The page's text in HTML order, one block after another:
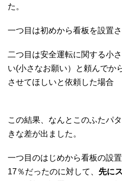
た。
一つ目は初めから看板を設置
二つ目は安全運転に関する小
い(小さなお願い）と頼んでか
させてほしいと依頼した場合
この結果、なんとこのふたパ
きな差が出ました。
一つ目のはじめから看板の設
17％だったのに対して、 先に